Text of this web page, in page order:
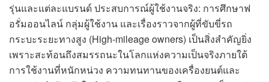
รุ่นและแต่ละแบรนด์ ประสบการณ์ผู้ใช้งานจริง: การศึกษาฟ
อรั่มออนไลน์ กลุ่มผู้ใช้งาน และเรื่องราวจากผู้ที่ขับขี่รถ
กระบะระยะทางสูง (High-mileage owners) เป็นสิ่งสำคัญยิ่ง
เพราะสะท้อนถึงสมรรถนะในโลกแห่งความเป็นจริงภายใต้
การใช้งานที่หนักหน่วง ความทนทานของเครื่องยนต์และ